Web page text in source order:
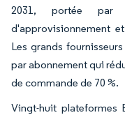
2031, portée par
d'approvisionnement
Les grands
par abonnement qui
de commande de 70 %.
Vingt-huit plateformes